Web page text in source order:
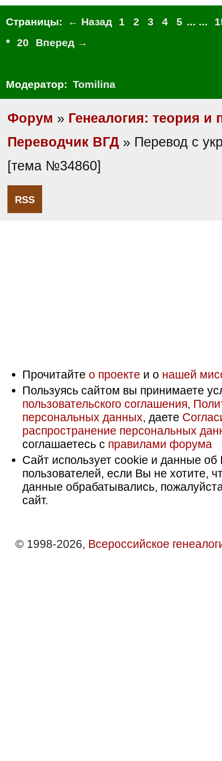
Страницы: ← Назад 1 2 3 4 5 ... ...
*
20 Вперед →
Модератор: Tomilina
Форум » Генеалогия: теория и
Переводчик ВГД » Перевод с
[тема №34860]
RSS
Прочитайте о проекте и о нашей
Пользуясь сайтом вы принимаете
пользовательского соглашения,
персональных данных, даете
распространение персональных
соглашаетесь с правилами форума
Сайт использует cookie и данные об
пользователей, если Вы не хотите,
данные обрабатывались,
сайт.
© 1998-2026, Всероссийское